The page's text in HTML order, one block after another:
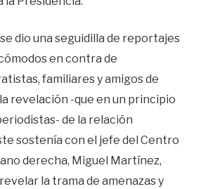
dio una seguidilla de reportajes
en contra de
familiares y amigos de
revelación -que en un principio
de la relación
sostenía con el jefe del Centro
derecha, Miguel Martínez,
la trama de amenazas y